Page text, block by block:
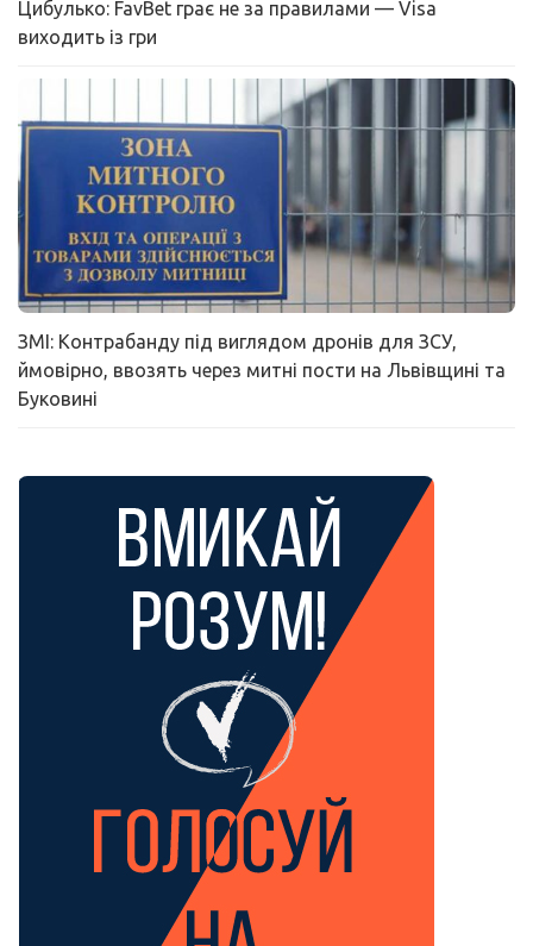
Цибулько: FavBet грає не за правилами — Visa
виходить із гри
ЗМІ: Контрабанду під виглядом дронів для ЗСУ,
ймовірно, ввозять через митні пости на Львівщині та
Буковині